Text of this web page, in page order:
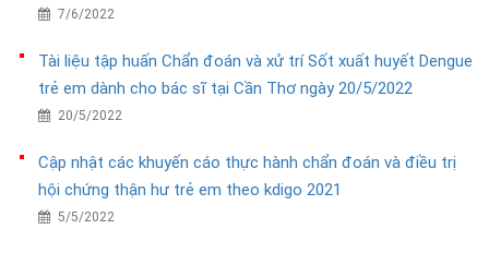
7/6/2022
Tài liệu tập huấn Chẩn đoán và xử trí Sốt xuất huyết Dengue
trẻ em dành cho bác sĩ tại Cần Thơ ngày 20/5/2022
20/5/2022
Cập nhật các khuyến cáo thực hành chẩn đoán và điều trị
hội chứng thận hư trẻ em theo kdigo 2021
5/5/2022